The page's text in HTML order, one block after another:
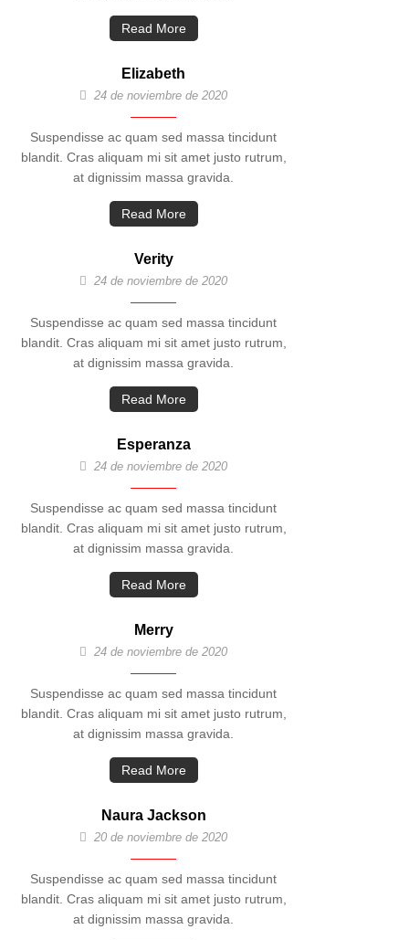
Read More
Elizabeth
24 de noviembre de 2020
Suspendisse ac quam sed massa tincidunt
blandit. Cras aliquam mi sit amet justo rutrum,
at dignissim massa gravida.
Read More
Verity
24 de noviembre de 2020
Suspendisse ac quam sed massa tincidunt
blandit. Cras aliquam mi sit amet justo rutrum,
at dignissim massa gravida.
Read More
Esperanza
24 de noviembre de 2020
Suspendisse ac quam sed massa tincidunt
blandit. Cras aliquam mi sit amet justo rutrum,
at dignissim massa gravida.
Read More
Merry
24 de noviembre de 2020
Suspendisse ac quam sed massa tincidunt
blandit. Cras aliquam mi sit amet justo rutrum,
at dignissim massa gravida.
Read More
Naura Jackson
20 de noviembre de 2020
Suspendisse ac quam sed massa tincidunt
blandit. Cras aliquam mi sit amet justo rutrum,
at dignissim massa gravida.